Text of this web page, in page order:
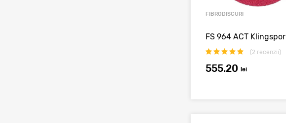
FIBRODISCURI
FS 964 ACT Klingspor
(2 recenzii)
555.20lei